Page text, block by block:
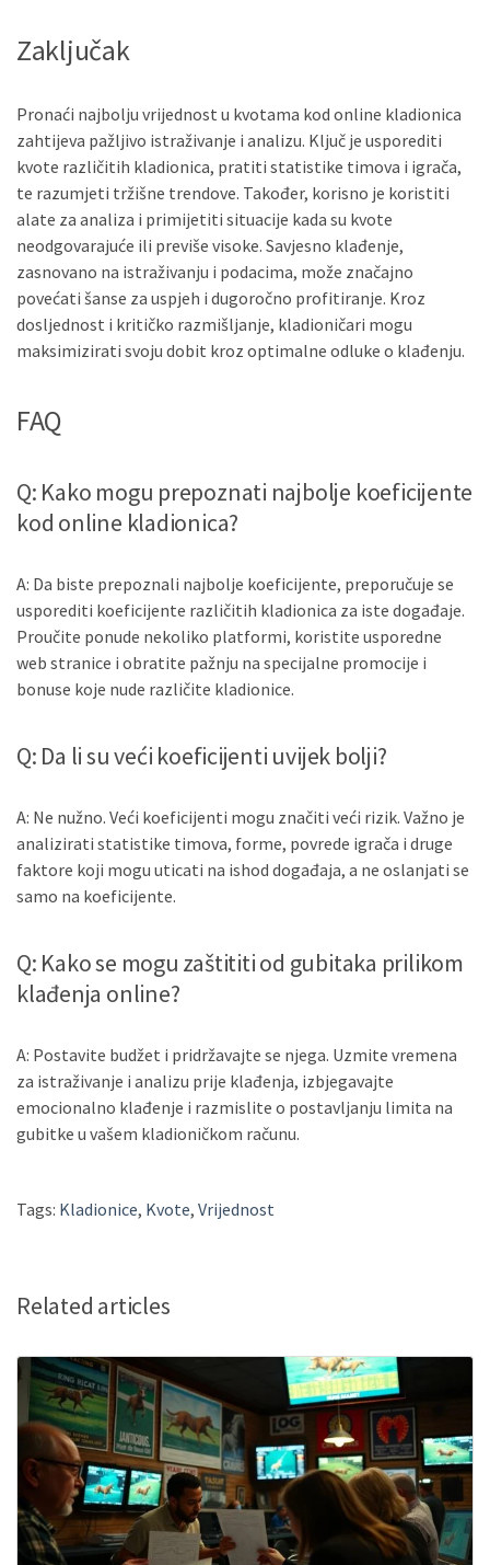
Zaključak
Pronaći najbolju vrijednost u kvotama kod online kladionica
zahtijeva pažljivo istraživanje i analizu. Ključ je usporediti
kvote različitih kladionica, pratiti statistike timova i igrača,
te razumjeti tržišne trendove. Također, korisno je koristiti
alate za analiza i primijetiti situacije kada su kvote
neodgovarajuće ili previše visoke. Savjesno klađenje,
zasnovano na istraživanju i podacima, može značajno
povećati šanse za uspjeh i dugoročno profitiranje. Kroz
dosljednost i kritičko razmišljanje, kladioničari mogu
maksimizirati svoju dobit kroz optimalne odluke o klađenju.
FAQ
Q: Kako mogu prepoznati najbolje koeficijente
kod online kladionica?
A: Da biste prepoznali najbolje koeficijente, preporučuje se
usporediti koeficijente različitih kladionica za iste događaje.
Proučite ponude nekoliko platformi, koristite usporedne
web stranice i obratite pažnju na specijalne promocije i
bonuse koje nude različite kladionice.
Q: Da li su veći koeficijenti uvijek bolji?
A: Ne nužno. Veći koeficijenti mogu značiti veći rizik. Važno je
analizirati statistike timova, forme, povrede igrača i druge
faktore koji mogu uticati na ishod događaja, a ne oslanjati se
samo na koeficijente.
Q: Kako se mogu zaštititi od gubitaka prilikom
klađenja online?
A: Postavite budžet i pridržavajte se njega. Uzmite vremena
za istraživanje i analizu prije klađenja, izbjegavajte
emocionalno klađenje i razmislite o postavljanju limita na
gubitke u vašem kladioničkom računu.
Tags: Kladionice, Kvote, Vrijednost
Related articles